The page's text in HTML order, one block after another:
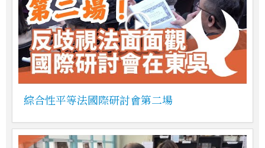
綜合性平等法國際研討會第二場